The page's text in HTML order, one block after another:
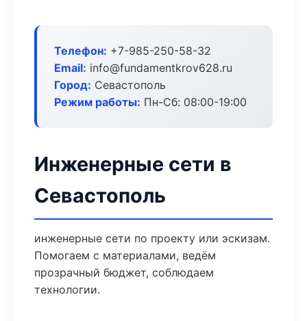
Телефон: +7-985-250-58-32
Email: info@fundamentkrov628.ru
Город: Севастополь
Режим работы: Пн-Сб: 08:00-19:00
Инженерные сети в
Севастополь
инженерные сети по проекту или эскизам.
Помогаем с материалами, ведём
прозрачный бюджет, соблюдаем
технологии.